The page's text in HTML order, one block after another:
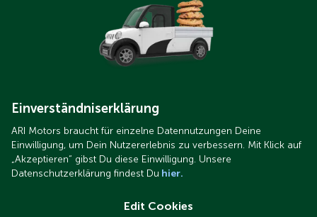
¿Cuál es la capacidad de ascenso de un vehículo eléctrico
ARI 252 de Erwin W. (68) en Potsdam
Einverständniserklärung
ARI Motors braucht für einzelne Datennutzungen Deine
Einwilligung, um Dein Nutzererlebnis zu verbessern. Mit Klick auf
„Akzeptieren“ gibst Du diese Einwilligung. Unsere
Datenschutzerklärung findest Du hier.
Edit Cookies